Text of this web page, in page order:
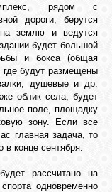
рядом с
дороги, берутся
землю и ведутся
будет большой
и бокса (общая
будут размещены
душевые и др.
облик села, будет
поле, площадку
зону. Если все
главная задача, то
в конце сентября.
рассчитано на
одновременно